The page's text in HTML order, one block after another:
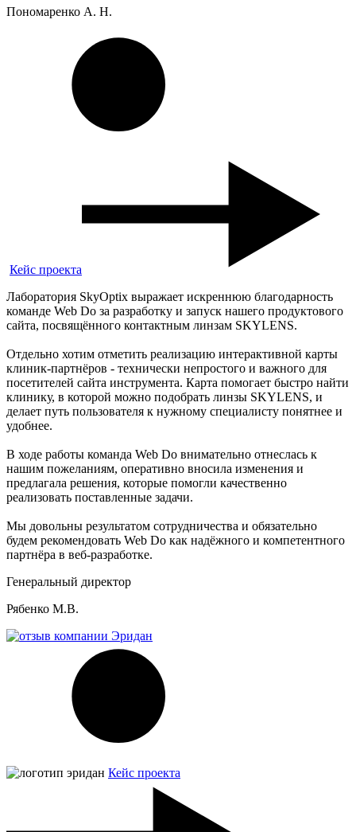
Пономаренко А. Н.
Кейс проекта
Лаборатория SkyOptix выражает искреннюю благодарность
команде Web Do за разработку и запуск нашего продуктового
сайта, посвящённого контактным линзам SKYLENS.
Отдельно хотим отметить реализацию интерактивной карты
клиник-партнёров - технически непростого и важного для
посетителей сайта инструмента. Карта помогает быстро найти
клинику, в которой можно подобрать линзы SKYLENS, и
делает путь пользователя к нужному специалисту понятнее и
удобнее.
В ходе работы команда Web Do внимательно отнеслась к
нашим пожеланиям, оперативно вносила изменения и
предлагала решения, которые помогли качественно
реализовать поставленные задачи.
Мы довольны результатом сотрудничества и обязательно
будем рекомендовать Web Do как надёжного и компетентного
партнёра в веб-разработке.
Генеральный директор
Рябенко М.В.
Кейс проекта